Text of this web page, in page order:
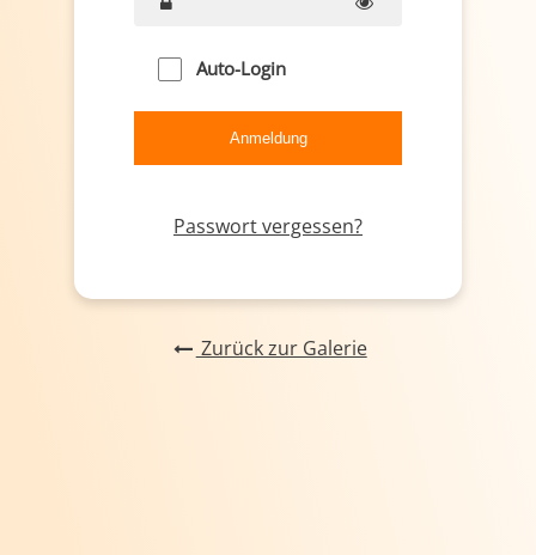
Auto-Login
Passwort vergessen?
Zurück zur Galerie